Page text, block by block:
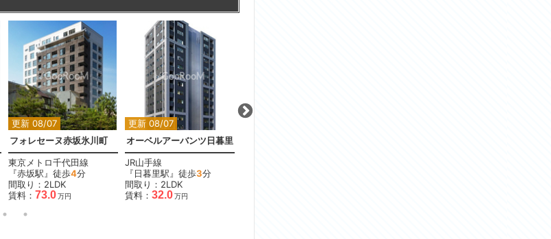
更新 08/07
フォレセーヌ赤坂氷川町
東京メトロ千代田線
『赤坂駅』徒歩4分
間取り：2LDK
賃料： 73.0万円
更新 08/07
オーベルアーバンツ日暮里
JR山手線
『日暮里駅』徒歩3分
間取り：2LDK
賃料： 32.0万円